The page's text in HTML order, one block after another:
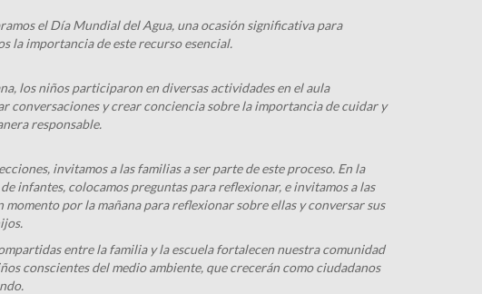
el Día Mundial del Agua, una ocasión significativa para
la importancia de este recurso esencial.
los niños participaron en diversas actividades en el aula
conversaciones y crear conciencia sobre la importancia de cuidar y
responsable.
invitamos a las familias a ser parte de este proceso. En la
infantes, colocamos preguntas para reflexionar, e invitamos a las
momento por la mañana para reflexionar sobre ellas y conversar sus
entre la familia y la escuela fortalecen nuestra comunidad
conscientes del medio ambiente, que crecerán como ciudadanos